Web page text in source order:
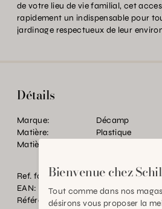
de votre lieu de vie familial, cet
rapidement un indispensable pour
jardinage respectueux de leur
Détails
Marque:
Décamp
Matière:
Plastique
Matière:
Ref. fournisseur:
1/94
EAN:
2000000438744
Référence:
Bienvenue chez
Tout comme dans nos
désirons vous proposer la